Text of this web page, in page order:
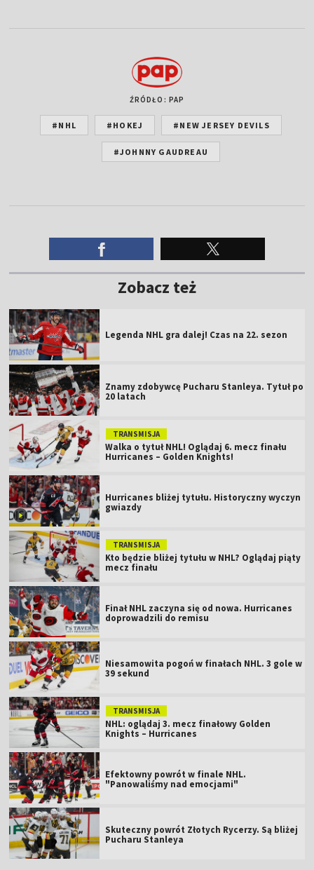
ŹRÓDŁO: PAP
#NHL #HOKEJ #NEW JERSEY DEVILS
#JOHNNY GAUDREAU
Zobacz też
Legenda NHL gra dalej! Czas na 22. sezon
Znamy zdobywcę Pucharu Stanleya. Tytuł po
20 latach
TRANSMISJA
Walka o tytuł NHL! Oglądaj 6. mecz finału
Hurricanes – Golden Knights!
Hurricanes bliżej tytułu. Historyczny wyczyn
gwiazdy
TRANSMISJA
Kto będzie bliżej tytułu w NHL? Oglądaj piąty
mecz finału
Finał NHL zaczyna się od nowa. Hurricanes
doprowadzili do remisu
Niesamowita pogoń w finałach NHL. 3 gole w
39 sekund
TRANSMISJA
NHL: oglądaj 3. mecz finałowy Golden
Knights – Hurricanes
Efektowny powrót w finale NHL.
"Panowaliśmy nad emocjami"
Skuteczny powrót Złotych Rycerzy. Są bliżej
Pucharu Stanleya